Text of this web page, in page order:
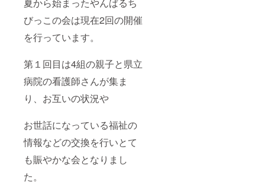
びっこの会は現在2回の開催
を行っています。
第１回目は4組の親子と県立
病院の看護師さんが集ま
り、お互いの状況や
お世話になっている福祉の
情報などの交換を行いとて
も賑やかな会となりまし
た。